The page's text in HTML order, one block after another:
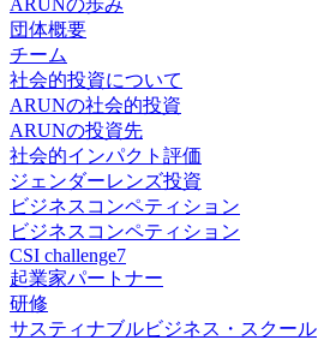
団体概要
チーム
社会的投資について
ARUNの社会的投資
ARUNの投資先
社会的インパクト評価
ジェンダーレンズ投資
ビジネスコンペティション
ビジネスコンペティション
CSI challenge7
起業家パートナー
研修
サスティナブルビジネス・スクール